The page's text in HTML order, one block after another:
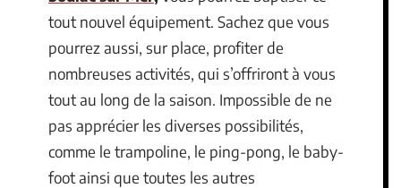
tout nouvel équipement. Sachez que vous
pourrez aussi, sur place, profiter de
nombreuses activités, qui s’offriront à vous
tout au long de la saison. Impossible de ne
pas apprécier les diverses possibilités,
comme le trampoline, le ping-pong, le baby-
foot ainsi que toutes les autres